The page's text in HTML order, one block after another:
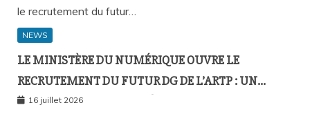
le recrutement du futur…
NEWS
LE MINISTÈRE DU NUMÉRIQUE OUVRE LE
RECRUTEMENT DU FUTUR DG DE L’ARTP : UN
PREMIER PAS VERS LA MÉRITOCRATIE
16 juillet 2026